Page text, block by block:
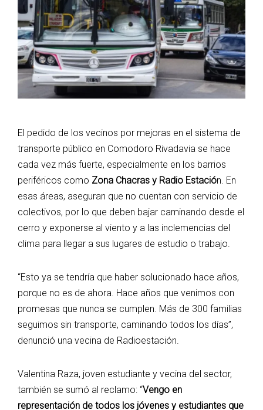
El pedido de los vecinos por mejoras en el sistema de
transporte público en Comodoro Rivadavia se hace
cada vez más fuerte, especialmente en los barrios
periféricos como Zona Chacras y Radio Estación. En
esas áreas, aseguran que no cuentan con servicio de
colectivos, por lo que deben bajar caminando desde el
cerro y exponerse al viento y a las inclemencias del
clima para llegar a sus lugares de estudio o trabajo.
“Esto ya se tendría que haber solucionado hace años,
porque no es de ahora. Hace años que venimos con
promesas que nunca se cumplen. Más de 300 familias
seguimos sin transporte, caminando todos los días”,
denunció una vecina de Radioestación.
Valentina Raza, joven estudiante y vecina del sector,
también se sumó al reclamo: “Vengo en
representación de todos los jóvenes y estudiantes que